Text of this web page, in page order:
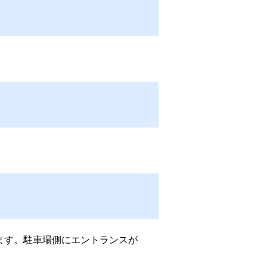
。駐車場側にエントランスが